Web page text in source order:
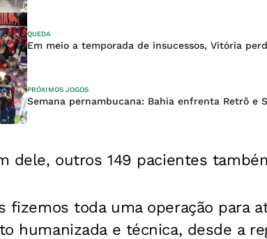
QUEDA
Em meio a temporada de insucessos, Vitória
PRÓXIMOS JOGOS
Semana pernambucana: Bahia enfrenta Retrô e
dele, outros 149 pacientes
fizemos toda uma operação para
humanizada e técnica, desde a